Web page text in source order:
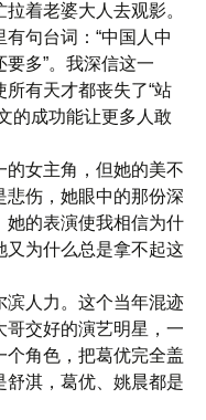
着老婆大人去观影。
有句台词：“中国人中
多”。我深信这一
有天才都丧失了“站
的成功能让更多人敢
的女主角，但她的美不
悲伤，她眼中的那份深
她的表演使我相信为什
又为什么总是拿不起这
滨人力。这个当年混迹
哥交好的演艺明星，一
个角色，把葛优完全盖
舒淇，葛优、姚晨都是